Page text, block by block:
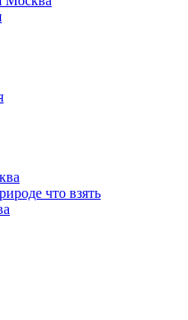
что взять